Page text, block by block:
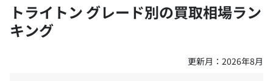
トライトン グレード別の買取相場ラン
キング
更新月： 2026年8月